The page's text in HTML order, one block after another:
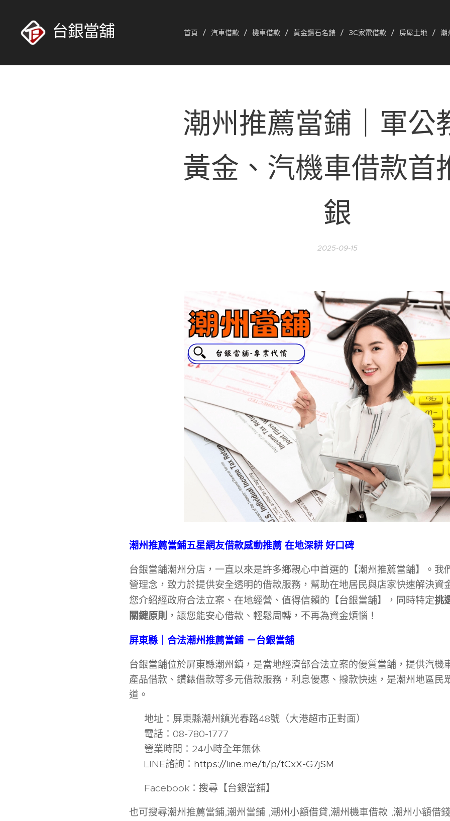
台銀當舖 首頁 汽車借款 機車借款 黃金鑽石名錶 3C家電借款 房屋土地 潮
潮州推薦當鋪｜軍公
黃金、汽機車借款首
銀
2025-09-15
潮州推薦當鋪五星網友借款感動推薦 在地深耕 好口碑
台銀當舖潮州分店，一直以來是許多鄉親心中首選的【潮州推薦當舖】。我
營理念，致力於提供安全透明的借款服務，幫助在地居民與店家快速解決資
您介紹經政府合法立案、在地經營、值得信賴的【台銀當舖】，同時特定挑
關鍵原則 ，讓您能安心借款、輕鬆周轉，不再為資金煩惱！
屏東縣 ｜合法潮州推薦當鋪 －台銀當舖
台銀當舖位於屏東縣潮州鎮，是當地經濟部合法立案的優質當舖，提供汽機
產品借款、鑽錶借款等多元借款服務，利息優惠、撥款快速，是潮州地區民
道。
📍 地址：屏東縣潮州鎮光春路48號（大港超市正對面）
📞 電話：08-780-1777
🕒 營業時間：24小時全年無休
📱 LINE諮詢： https://line.me/ti/p/tCxX-G7jSM
🔎 Facebook：搜尋【台銀當舖】
也可搜尋潮州推薦當鋪,潮州當鋪 ,潮州小額借貸,潮州機車借款 ,潮州小額借